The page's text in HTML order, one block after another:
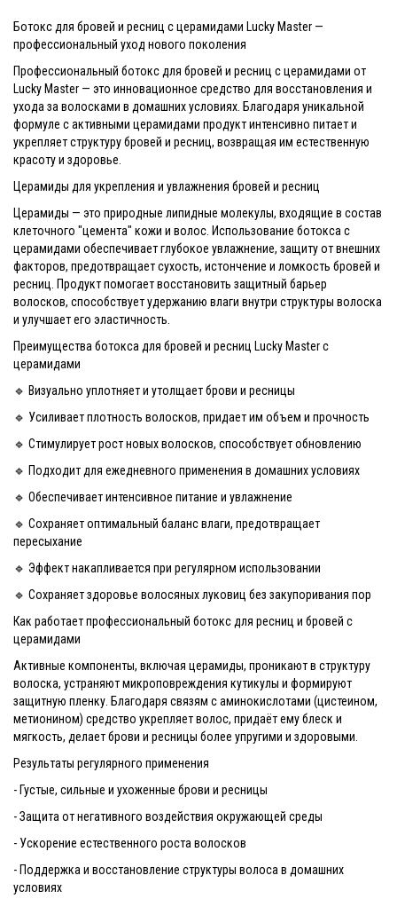
Ботокс для бровей и ресниц с церамидами Lucky Master —
профессиональный уход нового поколения
Профессиональный ботокс для бровей и ресниц с церамидами от
Lucky Master — это инновационное средство для восстановления и
ухода за волосками в домашних условиях. Благодаря уникальной
формуле с активными церамидами продукт интенсивно питает и
укрепляет структуру бровей и ресниц, возвращая им естественную
красоту и здоровье.
Церамиды для укрепления и увлажнения бровей и ресниц
Церамиды — это природные липидные молекулы, входящие в состав
клеточного "цемента" кожи и волос. Использование ботокса с
церамидами обеспечивает глубокое увлажнение, защиту от внешних
факторов, предотвращает сухость, истончение и ломкость бровей и
ресниц. Продукт помогает восстановить защитный барьер
волосков, способствует удержанию влаги внутри структуры волоска
и улучшает его эластичность.
Преимущества ботокса для бровей и ресниц Lucky Master с
церамидами
🔹 Визуально уплотняет и утолщает брови и ресницы
🔹 Усиливает плотность волосков, придает им объем и прочность
🔹 Стимулирует рост новых волосков, способствует обновлению
🔹 Подходит для ежедневного применения в домашних условиях
🔹 Обеспечивает интенсивное питание и увлажнение
🔹 Сохраняет оптимальный баланс влаги, предотвращает
пересыхание
🔹 Эффект накапливается при регулярном использовании
🔹 Сохраняет здоровье волосяных луковиц без закупоривания пор
Как работает профессиональный ботокс для ресниц и бровей с
церамидами
Активные компоненты, включая церамиды, проникают в структуру
волоска, устраняют микроповреждения кутикулы и формируют
защитную пленку. Благодаря связям с аминокислотами (цистеином,
метионином) средство укрепляет волос, придаёт ему блеск и
мягкость, делает брови и ресницы более упругими и здоровыми.
Результаты регулярного применения
- Густые, сильные и ухоженные брови и ресницы
- Защита от негативного воздействия окружающей среды
- Ускорение естественного роста волосков
- Поддержка и восстановление структуры волоса в домашних
условиях